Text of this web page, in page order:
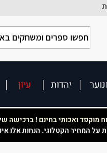
יהדות עיון
מוקפד ואכותי בחינם ! ברכישה של
על המחיר הקטלוגי. הנחות